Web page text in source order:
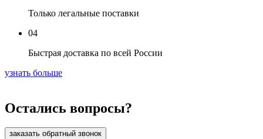
Только легальные поставки
04
Быстрая доставка по всей России
узнать больше
Остались вопросы?
заказать обратный звонок